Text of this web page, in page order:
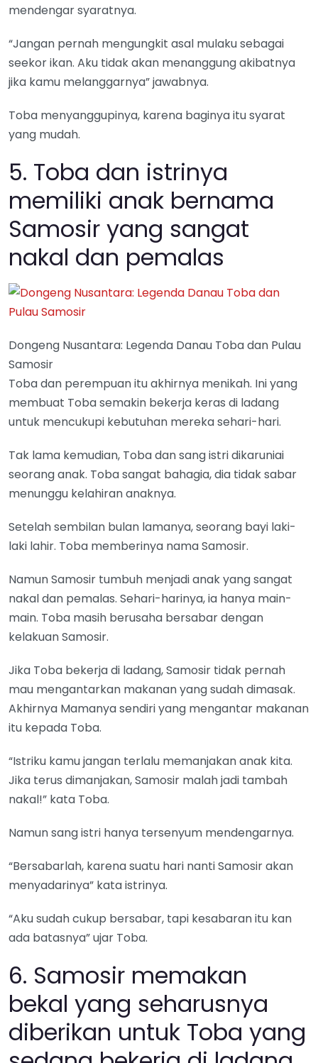
mendengar syaratnya.
“Jangan pernah mengungkit asal mulaku sebagai
seekor ikan. Aku tidak akan menanggung akibatnya
jika kamu melanggarnya” jawabnya.
Toba menyanggupinya, karena baginya itu syarat
yang mudah.
5. Toba dan istrinya
memiliki anak bernama
Samosir yang sangat
nakal dan pemalas
Dongeng Nusantara: Legenda Danau Toba dan Pulau
Samosir
Toba dan perempuan itu akhirnya menikah. Ini yang
membuat Toba semakin bekerja keras di ladang
untuk mencukupi kebutuhan mereka sehari-hari.
Tak lama kemudian, Toba dan sang istri dikaruniai
seorang anak. Toba sangat bahagia, dia tidak sabar
menunggu kelahiran anaknya.
Setelah sembilan bulan lamanya, seorang bayi laki-
laki lahir. Toba memberinya nama Samosir.
Namun Samosir tumbuh menjadi anak yang sangat
nakal dan pemalas. Sehari-harinya, ia hanya main-
main. Toba masih berusaha bersabar dengan
kelakuan Samosir.
Jika Toba bekerja di ladang, Samosir tidak pernah
mau mengantarkan makanan yang sudah dimasak.
Akhirnya Mamanya sendiri yang mengantar makanan
itu kepada Toba.
“Istriku kamu jangan terlalu memanjakan anak kita.
Jika terus dimanjakan, Samosir malah jadi tambah
nakal!” kata Toba.
Namun sang istri hanya tersenyum mendengarnya.
“Bersabarlah, karena suatu hari nanti Samosir akan
menyadarinya” kata istrinya.
“Aku sudah cukup bersabar, tapi kesabaran itu kan
ada batasnya” ujar Toba.
6. Samosir memakan
bekal yang seharusnya
diberikan untuk Toba yang